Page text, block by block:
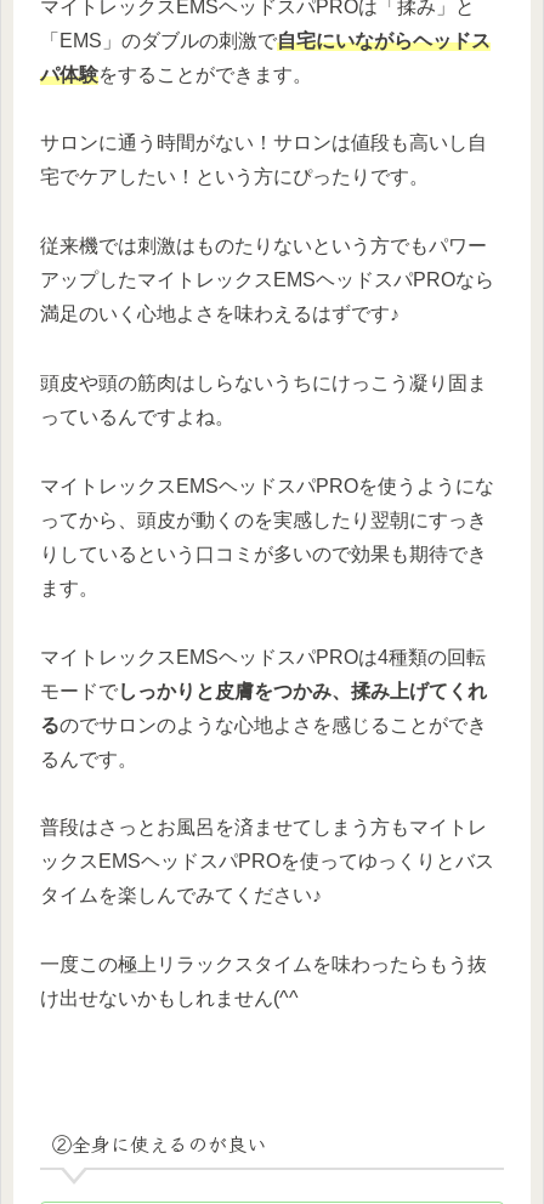
マイトレックスEMSヘッドスパPROは「揉み」と
「EMS」のダブルの刺激で自宅にいながらヘッドス
パ体験をすることができます。
サロンに通う時間がない！サロンは値段も高いし自
宅でケアしたい！という方にぴったりです。
従来機では刺激はものたりないという方でもパワー
アップしたマイトレックスEMSヘッドスパPROなら
満足のいく心地よさを味わえるはずです♪
頭皮や頭の筋肉はしらないうちにけっこう凝り固ま
っているんですよね。
マイトレックスEMSヘッドスパPROを使うようにな
ってから、頭皮が動くのを実感したり翌朝にすっき
りしているという口コミが多いので効果も期待でき
ます。
マイトレックスEMSヘッドスパPROは4種類の回転
モードでしっかりと皮膚をつかみ、揉み上げてくれ
るのでサロンのような心地よさを感じることができ
るんです。
普段はさっとお風呂を済ませてしまう方もマイトレ
ックスEMSヘッドスパPROを使ってゆっくりとバス
タイムを楽しんでみてください♪
一度この極上リラックスタイムを味わったらもう抜
け出せないかもしれません(^^
②全身に使えるのが良い